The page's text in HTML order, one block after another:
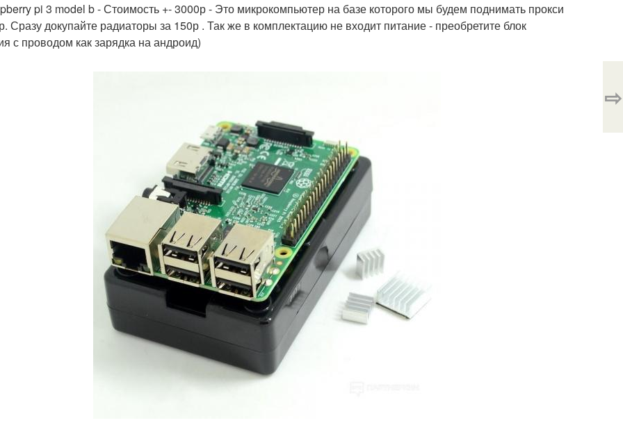
pi 3 model b - Стоимость +- 3000р - Это микрокомпьютер на базе которого мы будем поднимать прокси
Сразу докупайте радиаторы за 150р . Так же в комплектацию не входит питание - преобретите блок
с проводом как зарядка на андроид)
⇨